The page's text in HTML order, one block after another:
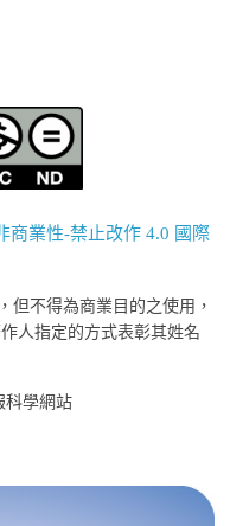
商業性-禁止改作 4.0 國際
但不得為商業目的之使用，
人指定的方式表彰其姓名
科學網站